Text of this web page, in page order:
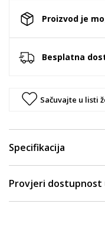
Proizvod je
Besplatna
Sačuvajte u listi
Specifikacija
Provjeri dostupnost